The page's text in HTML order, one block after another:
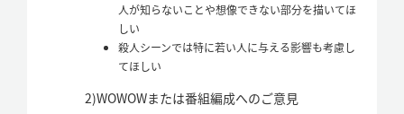
人が知らないことや想像できない部分を描いてほ
しい
殺人シーンでは特に若い人に与える影響も考慮し
てほしい
2)WOWOWまたは番組編成へのご意見